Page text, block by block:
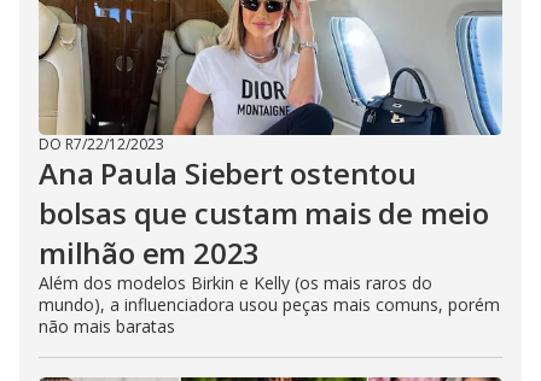
DO R7/22/12/2023
Ana Paula Siebert ostentou
bolsas que custam mais de meio
milhão em 2023
Além dos modelos Birkin e Kelly (os mais raros do
mundo), a influenciadora usou peças mais comuns, porém
não mais baratas